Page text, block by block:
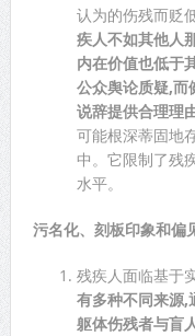
认为的伤残而贬
疾人不如其他人
内在价值也低于
公众舆论质疑,而
说辞提供合理理
可能根深蒂固地
中。它限制了残
水平。
污名化、刻板印象和偏
残疾人面临基于
有多种不同来源,
躯体伤残者与盲